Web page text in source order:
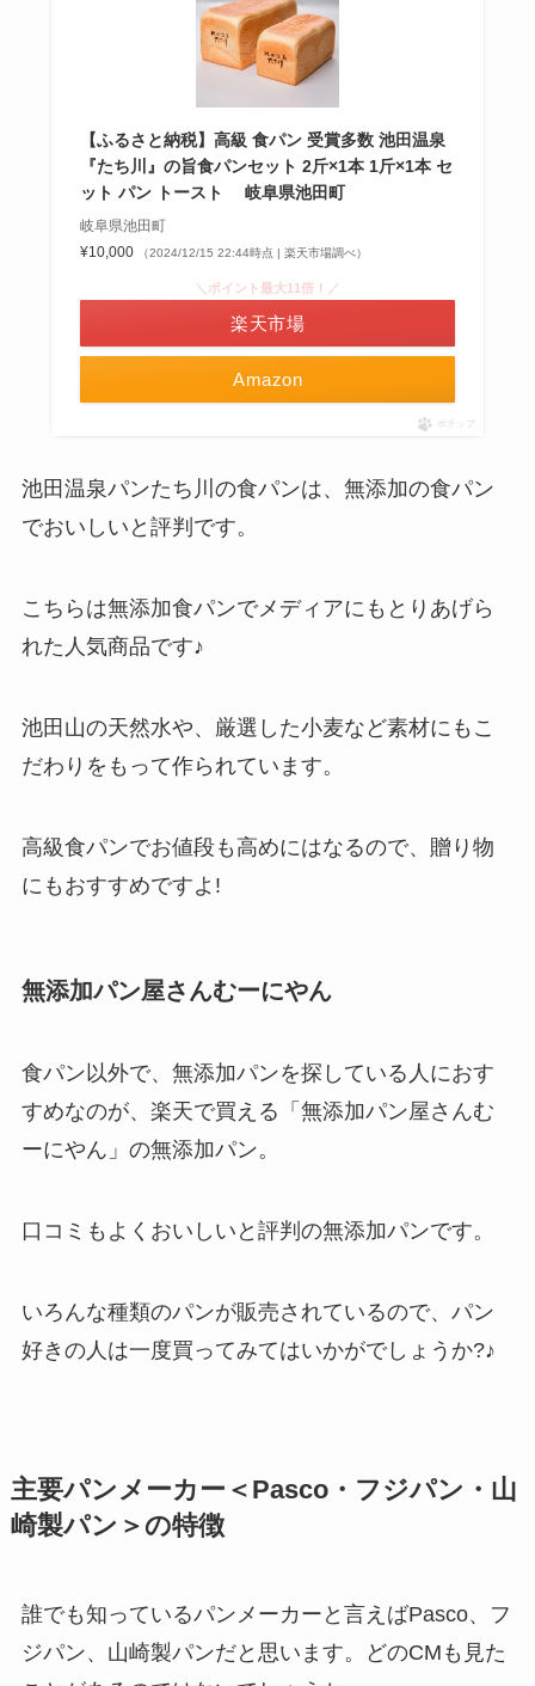
【ふるさと納税】高級 食パン 受賞多数 池田温泉
『たち川』の旨食パンセット 2斤×1本 1斤×1本 セ
ット パン トースト 岐阜県池田町
岐阜県池田町
¥10,000
（2024/12/15 22:44時点 | 楽天市場調べ）
Amazon
＼ポイント最大11倍！／
楽天市場
ポチップ
池田温泉パンたち川の食パンは、無添加の食パン
でおいしいと評判です。
こちらは無添加食パンでメディアにもとりあげら
れた人気商品です♪
池田山の天然水や、厳選した小麦など素材にもこ
だわりをもって作られています。
高級食パンでお値段も高めにはなるので、贈り物
にもおすすめですよ!
無添加パン屋さんむーにやん
食パン以外で、無添加パンを探している人におす
すめなのが、楽天で買える「無添加パン屋さんむ
ーにやん」の無添加パン。
口コミもよくおいしいと評判の無添加パンです。
いろんな種類のパンが販売されているので、パン
好きの人は一度買ってみてはいかがでしょうか?♪
主要パンメーカー＜Pasco・フジパン・山
崎製パン＞の特徴
誰でも知っているパンメーカーと言えばPasco、フ
ジパン、山崎製パンだと思います。どのCMも見た